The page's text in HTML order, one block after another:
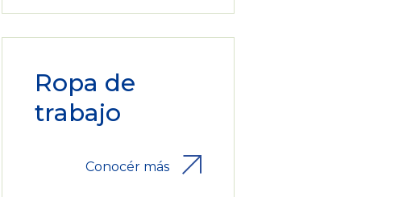
Ropa de
trabajo
Conocér más